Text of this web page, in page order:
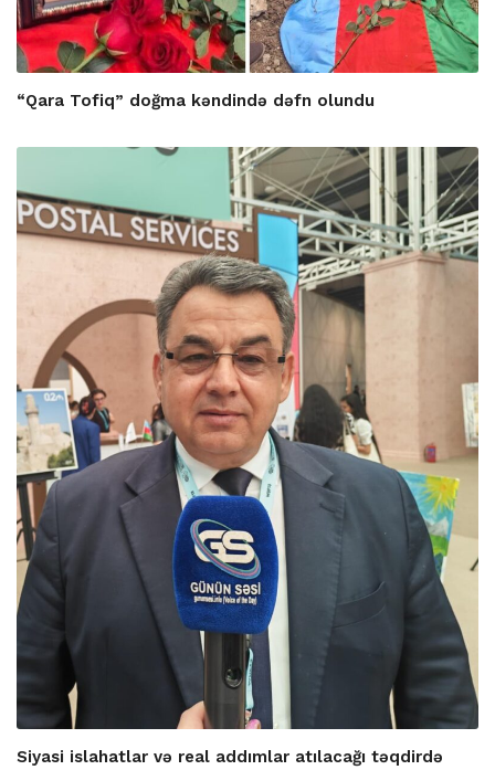
“Qara Tofiq” doğma kəndində dəfn olundu
Siyasi islahatlar və real addımlar atılacağı təqdirdə